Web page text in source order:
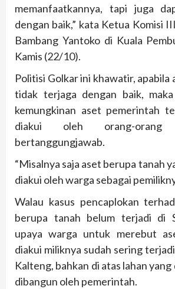
memanfaatkannya, tapi juga
dengan baik,” kata Ketua Komisi
Bambang Yantoko di Kuala
Kamis (22/10).
Politisi Golkar ini khawatir, apabila
tidak terjaga dengan baik,
kemungkinan aset pemerintah
diakui oleh orang-
bertanggungjawab.
“Misalnya saja aset berupa tanah
diakui oleh warga sebagai
Walau kasus pencaplokan
berupa tanah belum terjadi di
upaya warga untuk merebut
diakui miliknya sudah sering
Kalteng, bahkan di atas lahan yang
dibangun oleh pemerintah.